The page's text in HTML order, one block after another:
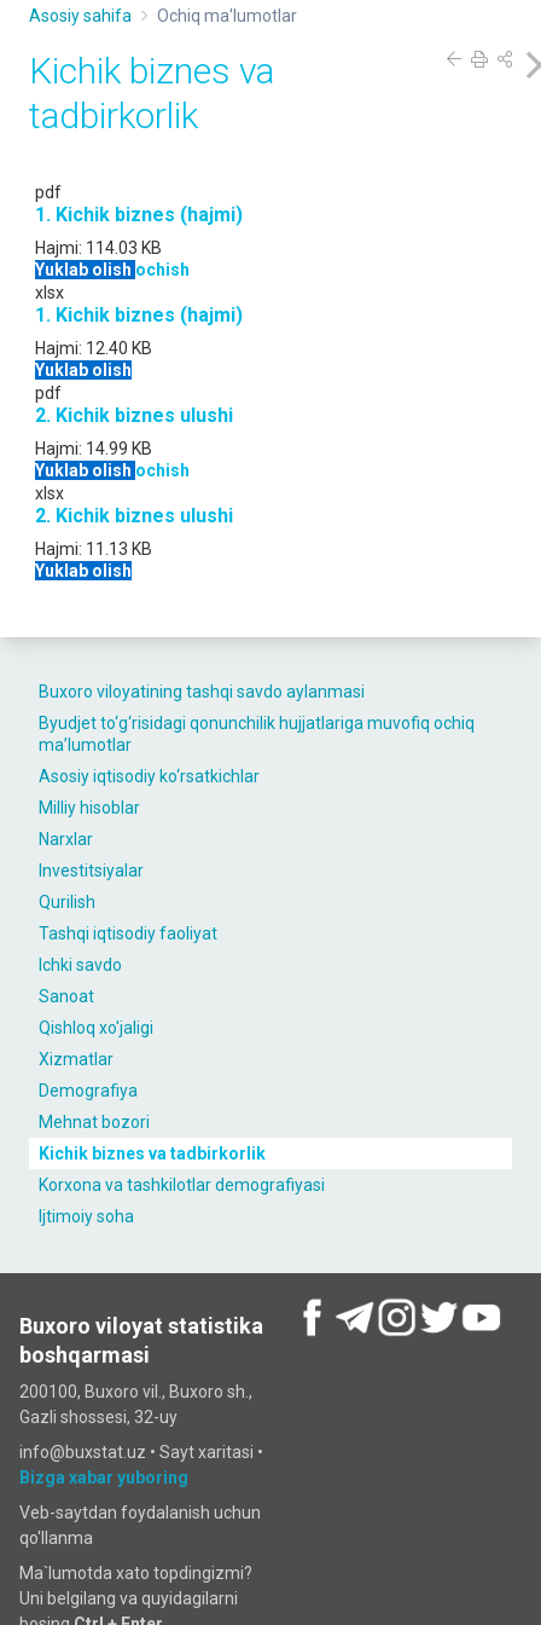
Buxoro viloyatining tashqi savdo aylanmasi
Byudjet to‘g‘risidagi qonunchilik hujjatlariga muvofiq ochiq
maʼlumotlar
Asosiy iqtisodiy ko‘rsatkichlar
Milliy hisoblar
Narxlar
Investitsiyalar
Qurilish
Tashqi iqtisodiy faoliyat
Ichki savdo
Sanoat
Qishloq xo'jaligi
Xizmatlar
Demografiya
Mehnat bozori
Kichik biznes va tadbirkorlik
Korxona va tashkilotlar demografiyasi
Ijtimoiy soha
Asosiy sahifa Ochiq ma'lumotlar
Kichik biznes va
tadbirkorlik
pdf
1. Kichik biznes (hajmi)
Hajmi: 114.03 KB
Yuklab olish ochish
xlsx
1. Kichik biznes (hajmi)
Hajmi: 12.40 KB
Yuklab olish
pdf
2. Kichik biznes ulushi
Hajmi: 14.99 KB
Yuklab olish ochish
xlsx
2. Kichik biznes ulushi
Hajmi: 11.13 KB
Yuklab olish
Buxoro viloyat statistika
boshqarmasi
200100, Buxoro vil., Buxoro sh.,
Gazli shossesi, 32-uy
info@buxstat.uz • Sayt xaritasi •
Bizga xabar yuboring
Veb-saytdan foydalanish uchun
qo'llanma
Ma`lumotda xato topdingizmi?
Uni belgilang va quyidagilarni